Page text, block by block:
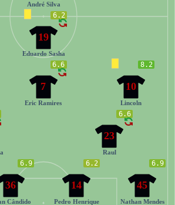
André Silva
6.9
36
Cândido
6.2
14
Pedro Henrique
6.9
45
Nathan Mendes
6.6
23
Raul
6.6
7
Eric Ramires
8.2
10
Lincoln
6.2
19
Eduardo Sasha